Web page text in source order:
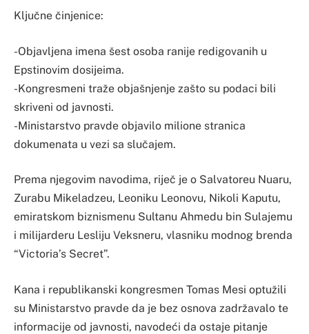
Ključne činjenice:
-Objavljena imena šest osoba ranije redigovanih u
Epstinovim dosijeima.
-Kongresmeni traže objašnjenje zašto su podaci bili
skriveni od javnosti.
-Ministarstvo pravde objavilo milione stranica
dokumenata u vezi sa slučajem.
Prema njegovim navodima, riječ je o Salvatoreu Nuaru,
Zurabu Mikeladzeu, Leoniku Leonovu, Nikoli Kaputu,
emiratskom biznismenu Sultanu Ahmedu bin Sulajemu
i milijarderu Lesliju Veksneru, vlasniku modnog brenda
“Victoria’s Secret”.
Kana i republikanski kongresmen Tomas Mesi optužili
su Ministarstvo pravde da je bez osnova zadržavalo te
informacije od javnosti, navodeći da ostaje pitanje